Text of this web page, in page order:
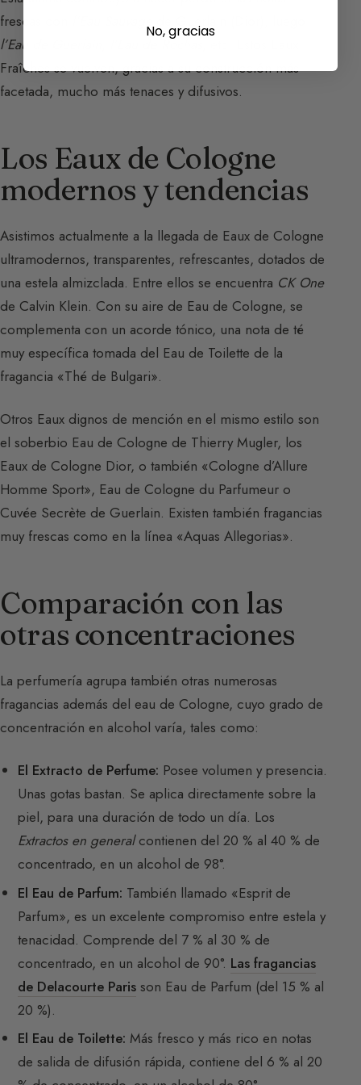
frescas con
de Guerlain (Dior), luego
l’Eau de Guerlain
l’Eau de Rochas
Fraîches se vuelven, gracias a su construcción más
facetada, mucho más tenaces y difusivos.
Los Eaux de Cologne
modernos y tendencias
Asistimos actualmente a la llegada de Eaux de Cologne
ultramodernos, transparentes, refrescantes, dotados de
una estela almizclada. Entre ellos se encuentra CK One
de Calvin Klein. Con su aire de Eau de Cologne, se
complementa con un acorde tónico, una nota de té
muy específica tomada del Eau de Toilette de la
fragancia «Thé de Bulgari».
Otros Eaux dignos de mención en el mismo estilo son
el soberbio Eau de Cologne de Thierry Mugler, los
Eaux de Cologne Dior, o también «Cologne d’Allure
Homme Sport», Eau de Cologne du Parfumeur o
Cuvée Secrète de Guerlain. Existen también fragancias
muy frescas como en la línea «Aquas Allegorias».
Comparación con las
otras concentraciones
La perfumería agrupa también otras numerosas
fragancias además del eau de Cologne, cuyo grado de
concentración en alcohol varía, tales como:
El Extracto de Perfume: Posee volumen y presencia.
Unas gotas bastan. Se aplica directamente sobre la
piel, para una duración de todo un día. Los
Extractos en generalcontienen del 20 % al 40 % de
concentrado, en un alcohol de 98°.
El Eau de Parfum: También llamado «Esprit de
Parfum», es un excelente compromiso entre estela y
tenacidad. Comprende del 7 % al 30 % de
concentrado, en un alcohol de 90°. Las fragancias
de Delacourte Paris son Eau de Parfum (del 15 % al
20 %).
El Eau de Toilette: Más fresco y más rico en notas
de salida de difusión rápida, contiene del 6 % al 20
No, gracias